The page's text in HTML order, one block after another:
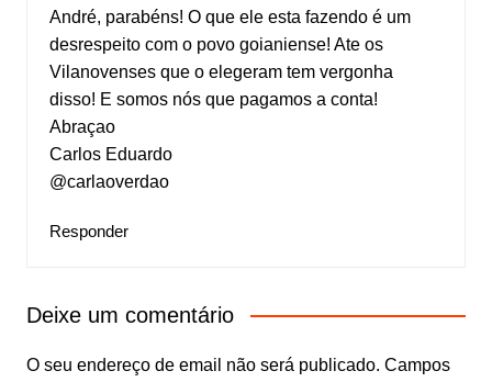
André, parabéns! O que ele esta fazendo é um
desrespeito com o povo goianiense! Ate os
Vilanovenses que o elegeram tem vergonha
disso! E somos nós que pagamos a conta!
Abraçao
Carlos Eduardo
@carlaoverdao
Responder
Deixe um comentário
O seu endereço de email não será publicado. Campos